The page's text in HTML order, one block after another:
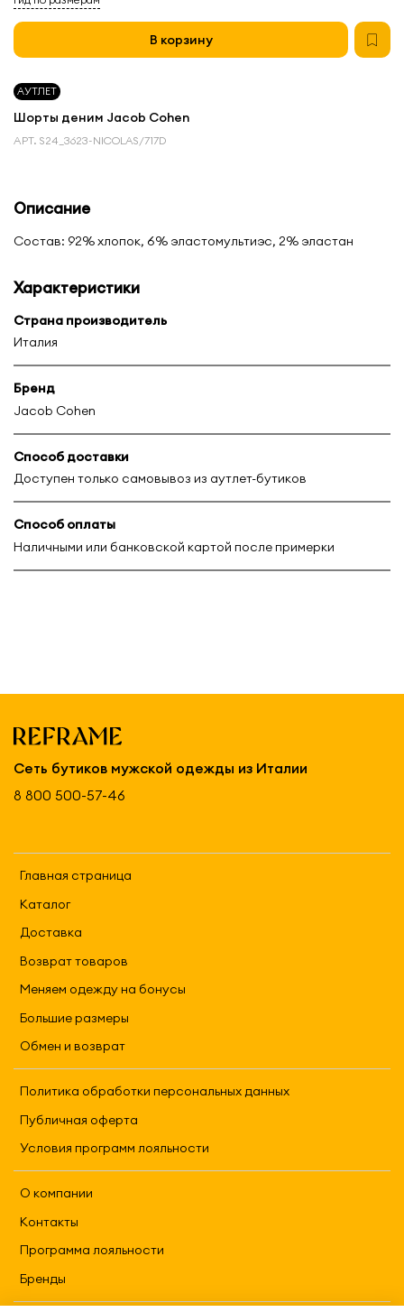
АУТЛЕТ
Шорты деним Jacob Cohen
АРТ. S24_3623-NICOLAS/717D
В корзину
Описание
Состав: 92% хлопок, 6% эластомультиэс, 2% эластан
Характеристики
Страна производитель
Италия
Бренд
Jacob Cohen
Способ доставки
Доступен только самовывоз из аутлет-бутиков
Способ оплаты
Наличными или банковской картой после примерки
Главная страница
Каталог
Доставка
Возврат товаров
Меняем одежду на бонусы
Большие размеры
Обмен и возврат
Политика обработки персональных данных
Публичная оферта
Условия программ лояльности
О компании
Контакты
Программа лояльности
Бренды
Сеть бутиков мужской одежды из Италии
8 800 500-57-46